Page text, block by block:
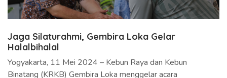
Jaga Silaturahmi, Gembira Loka Gelar
Halalbihalal
Yogyakarta, 11 Mei 2024 – Kebun Raya dan Kebun
Binatang (KRKB) Gembira Loka menggelar acara